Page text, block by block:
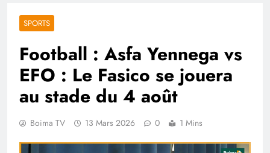
SPORTS
Football : Asfa Yennega vs
EFO : Le Fasico se jouera
au stade du 4 août
Boima TV 13 Mars 2026 0 1 Mins